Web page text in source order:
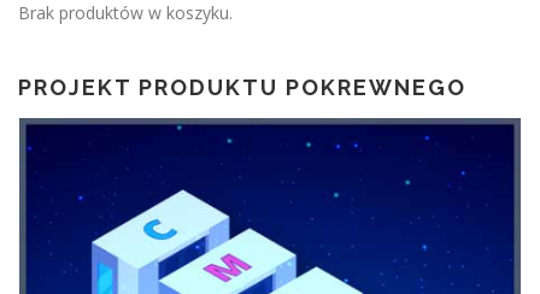
Brak produktów w koszyku.
PROJEKT PRODUKTU POKREWNEGO